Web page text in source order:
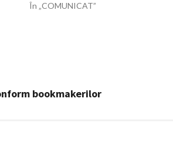
În „COMUNICAT”
bookmakerilor